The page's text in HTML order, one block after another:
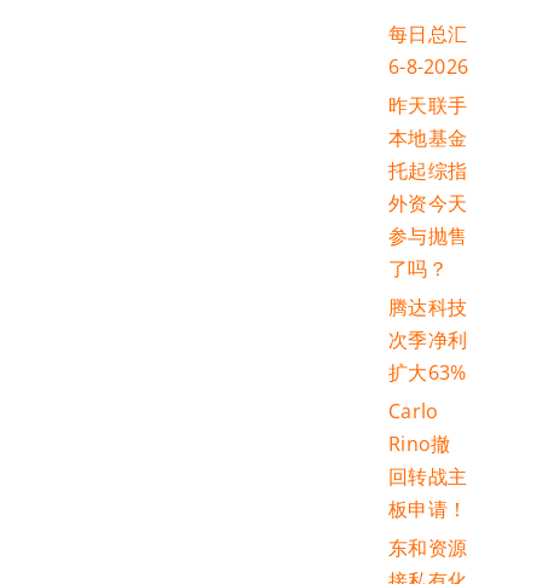
每日总汇
6-8-2026
昨天联手
本地基金
托起综指
外资今天
参与抛售
了吗？
腾达科技
次季净利
扩大63%
Carlo
Rino撤
回转战主
板申请！
东和资源